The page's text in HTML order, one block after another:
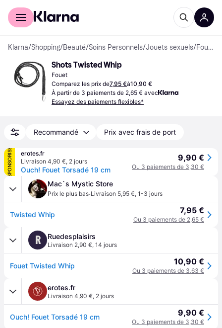
Acheter avec Klarna
Klarna/Shopping/Beauté/Soins Personnels/Jouets sexuels/ Fouets
Shots Twisted Whip
Fouet
Comparez les prix de7,95 €à10,90 €
À partir de 3 paiements de 2,65 € avec
Essayez des paiements flexibles*
Recommandé Prix avec frais de port
SPONSORISÉ
erotes.fr
Livraison 4,90 €, 2 jours
Ouch! Fouet Torsadé 19 cm
9,90 €
Ou 3 paiements de 3,30 €
Mac`s Mystic Store
Prix le plus bas·Livraison 5,95 €, 1-3 jours
Twisted Whip 7,95 €
Ou 3 paiements de 2,65 €
R Ruedesplaisirs
Livraison 2,90 €, 14 jours
Fouet Twisted Whip 10,90 €
Ou 3 paiements de 3,63 €
erotes.fr
Livraison 4,90 €, 2 jours
Ouch! Fouet Torsadé 19 cm 9,90 €
Ou 3 paiements de 3,30 €